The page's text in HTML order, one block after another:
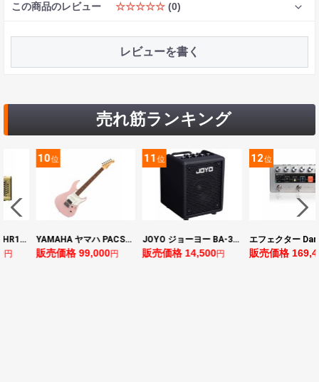
この商品のレビュー ☆☆☆☆☆ (0)
レビューを書く
売れ筋ランキング
ヤマハ YAMAHA THR10II 小型ギターアンプ
円
10位
YAMAHA ヤマハ PACS+12 ASP Pacifica Standard Plus パシフィカスタンダードプラス エレキギター
販売価格 99,000円
11位
JOYO ジョーヨー BA-30 VIBE CUBE BLK 30W 小型ベースアンプ Bluetooth+OTGオーディオI/F搭載
販売価格 14,500円
12位
販売価格